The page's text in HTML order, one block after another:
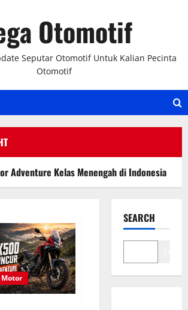
Otomotif
Seputar Otomotif Untuk Kalian Pecinta
Otomotif
Kelas Menengah di Indonesia
Motor
SEARCH